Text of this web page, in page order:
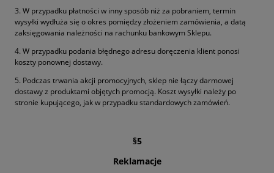
3. W przypadku płatności w inny sposób niż za pobraniem, termin
wysyłki wydłuża się o okres pomiędzy złożeniem zamówienia, a datą
zaksięgowania należności na rachunku bankowym Sklepu.
4. W przypadku podania błędnego adresu doręczenia klient ponosi
koszty ponownej dostawy.
5. Podczas trwania akcji promocyjnych, sklep nie łączy darmowej
dostawy z produktami objętych promocją. Koszt wysyłki należy po
stronie kupującego, jak w przypadku standardowych zamówień.
§5
Reklamacje